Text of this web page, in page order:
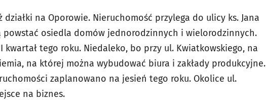
na Oporowie. Nieruchomość przylega do ulicy ks. Jana
powstać osiedla domów jednorodzinnych i wielorodzinnych.
kwartał tego roku. Niedaleko, bo przy ul. Kwiatkowskiego, na
na której można wybudować biura i zakłady produkcyjne.
zaplanowano na jesień tego roku. Okolice ul.
na biznes.